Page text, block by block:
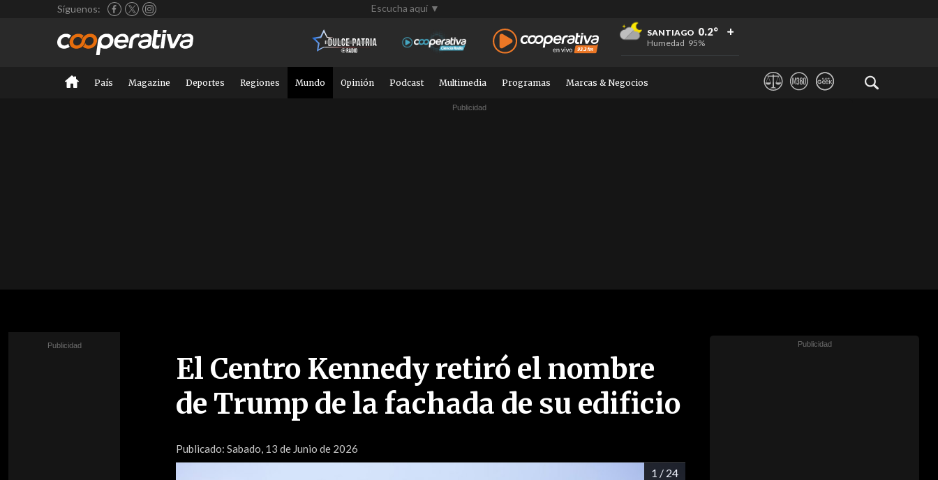
Síguenos: Escucha aquí ▼
SANTIAGO 0.2°
Humedad 95%
+
+
+
País Magazine Deportes Regiones Mundo Opinión Podcast Multimedia Programas Marcas & Negocios
El Centro Kennedy retiró el nombre
de Trump de la fachada de su edificio
Publicado: Sabado, 13 de Junio de 2026
1 / 24